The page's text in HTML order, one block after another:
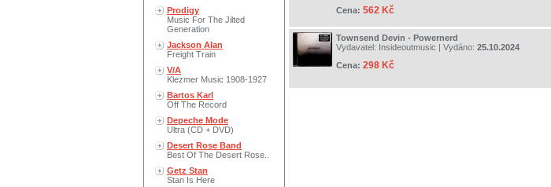
Prodigy
Music For The Jilted
Generation
Jackson Alan
Freight Train
V/A
Klezmer Music 1908-1927
Bartos Karl
Off The Record
Depeche Mode
Ultra (CD + DVD)
Desert Rose Band
Best Of The Desert Rose..
Getz Stan
Stan Is Here
Cena: 562 Kč
Townsend Devin - Powernerd
Vydavatel: Insideoutmusic | Vydáno: 25.10.2024
Cena: 298 Kč